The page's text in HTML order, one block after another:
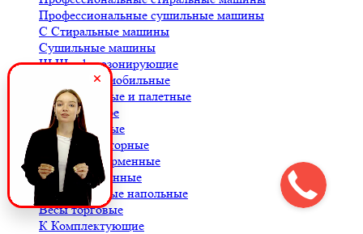
Профессиональные сушильные машины
С Стиральные машины
Сушильные машины
ШШкафы озонирующие
Весы автомобильные
Весы балочные и палетные
Весы для кофе
Весы крановые
Весы лабораторные
Весы платформенные
Весы порционные
Весы товарные напольные
Весы торговые
К Комплектующие